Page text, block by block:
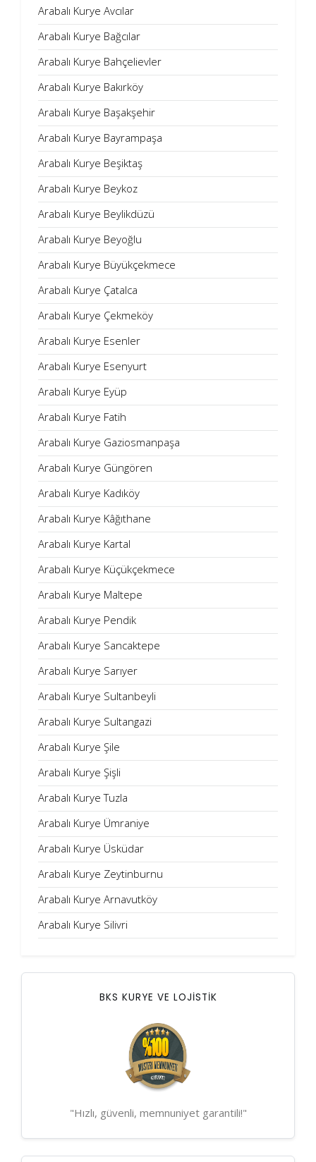
Arabalı Kurye Avcılar
Arabalı Kurye Bağcılar
Arabalı Kurye Bahçelievler
Arabalı Kurye Bakırköy
Arabalı Kurye Başakşehir
Arabalı Kurye Bayrampaşa
Arabalı Kurye Beşiktaş
Arabalı Kurye Beykoz
Arabalı Kurye Beylikdüzü
Arabalı Kurye Beyoğlu
Arabalı Kurye Büyükçekmece
Arabalı Kurye Çatalca
Arabalı Kurye Çekmeköy
Arabalı Kurye Esenler
Arabalı Kurye Esenyurt
Arabalı Kurye Eyüp
Arabalı Kurye Fatih
Arabalı Kurye Gaziosmanpaşa
Arabalı Kurye Güngören
Arabalı Kurye Kadıköy
Arabalı Kurye Kâğıthane
Arabalı Kurye Kartal
Arabalı Kurye Küçükçekmece
Arabalı Kurye Maltepe
Arabalı Kurye Pendik
Arabalı Kurye Sancaktepe
Arabalı Kurye Sarıyer
Arabalı Kurye Sultanbeyli
Arabalı Kurye Sultangazi
Arabalı Kurye Şile
Arabalı Kurye Şişli
Arabalı Kurye Tuzla
Arabalı Kurye Ümraniye
Arabalı Kurye Üsküdar
Arabalı Kurye Zeytinburnu
Arabalı Kurye Arnavutköy
Arabalı Kurye Silivri
BKS KURYE VE LOJİSTİK
"Hızlı, güvenli, memnuniyet garantili!"